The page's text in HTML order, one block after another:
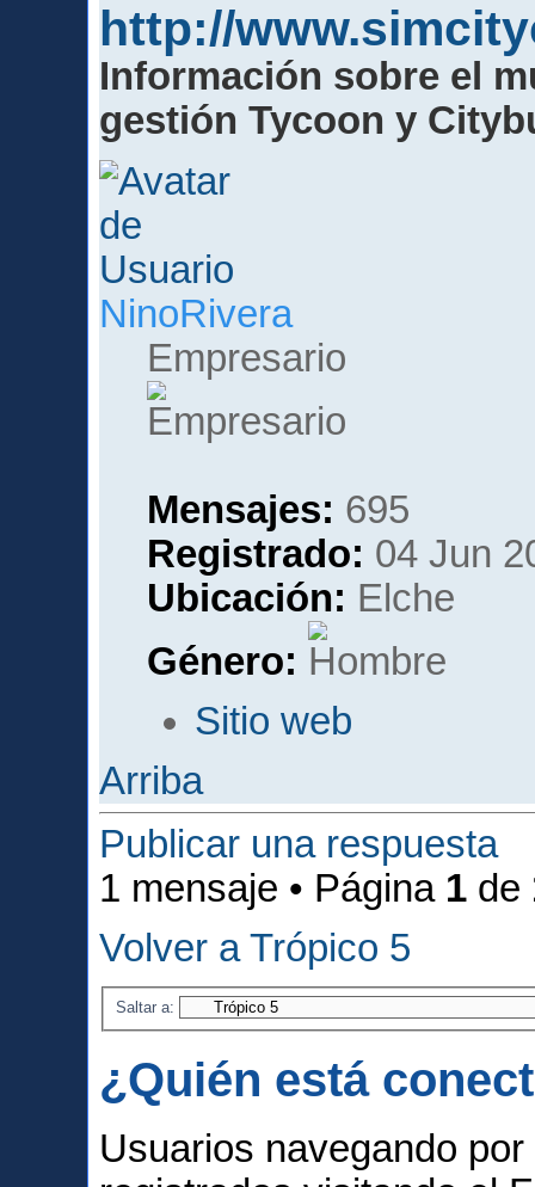
http://
Información sobre el
gestión Tycoon y
NinoRivera
Empresario
Mensajes: 695
Registrado: 04 Jun
Ubicación: Elche
Género:
Sitio web
Arriba
Publicar una respuesta
1 mensaje • Página 1 de
Volver a Trópico 5
Saltar a:
¿Quién está
Usuarios navegando